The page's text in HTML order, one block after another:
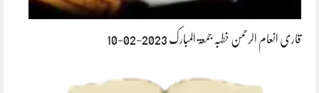
قاری انعام الرحمن خطبہ جمعۃ المبارک 2023-02-10